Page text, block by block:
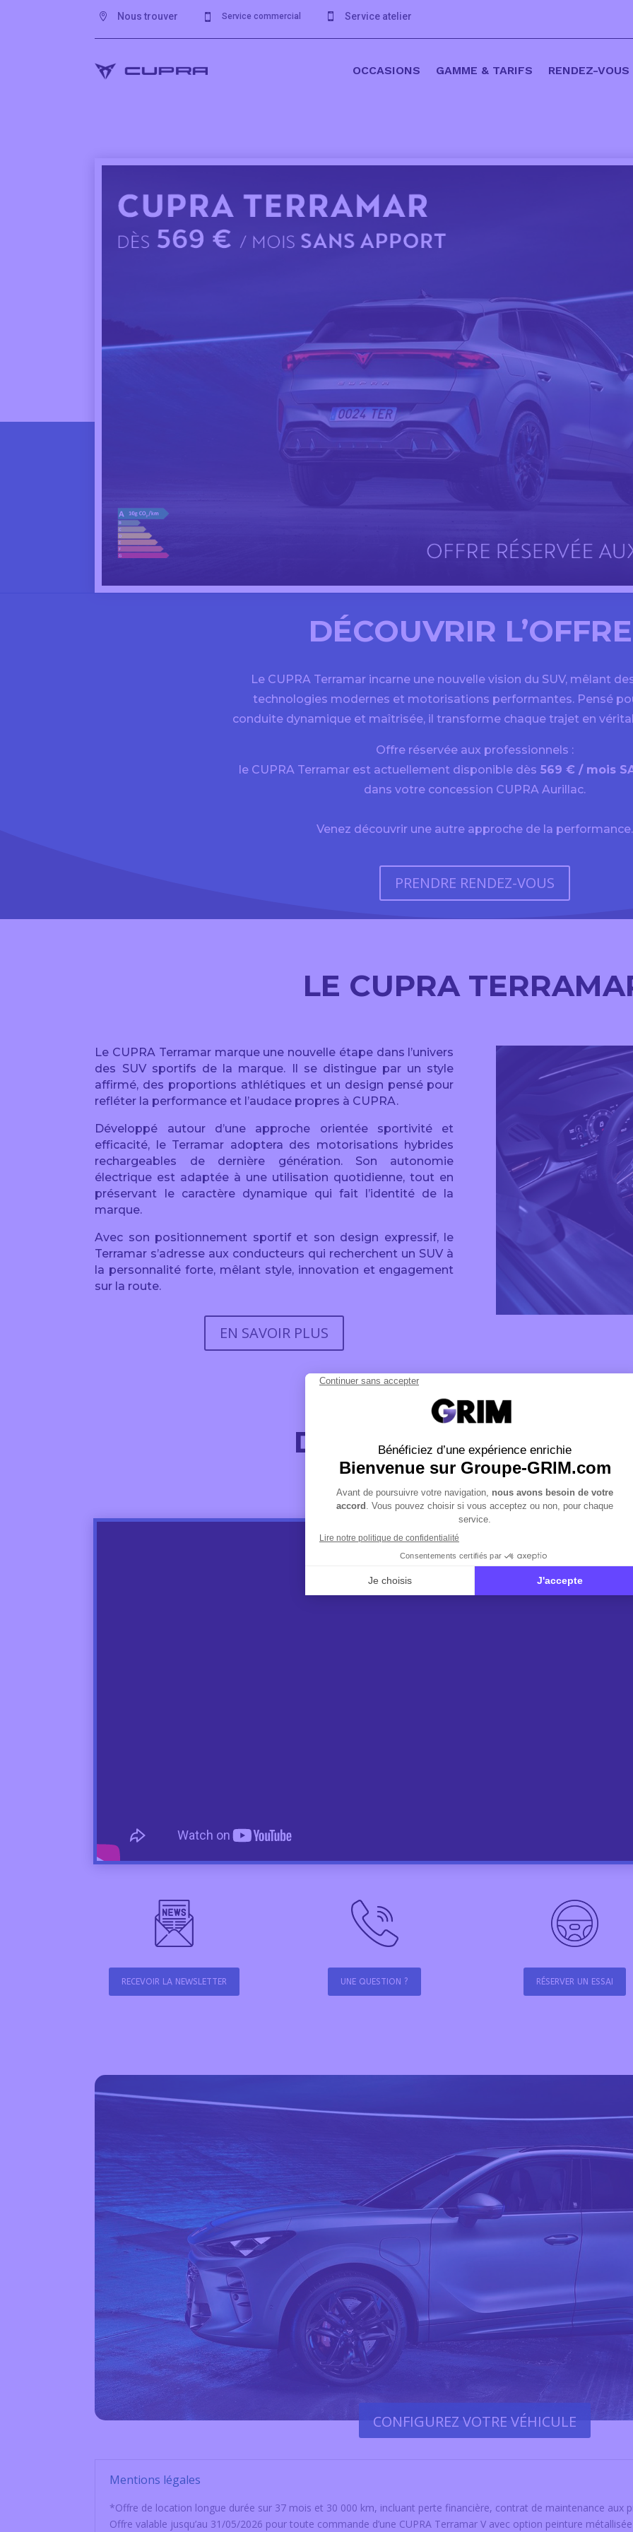
 Nous trouver  Service commercial  Service atelier
OCCASIONS GAMME & TARIFS RENDEZ-VOUS
DÉCOUVRIR
Le CUPRA Terramar incarne une nouvelle vision du SUV, mêlant
technologies modernes et motorisations performantes. Pensé
conduite dynamique et maîtrisée, il transforme chaque trajet en
Offre réservée aux professionnels :
le CUPRA Terramar est actuellement disponible dès 569 € / mois
dans votre concession CUPRA Aurillac.
Venez découvrir une autre approche de la performance.
PRENDRE RENDEZ-VOUS
LE CUPRA
Le CUPRA Terramar marque une nouvelle étape dans l’univers
des SUV sportifs de la marque. Il se distingue par un style
affirmé, des proportions athlétiques et un design pensé pour
refléter la performance et l’audace propres à CUPRA.
Développé autour d’une approche orientée sportivité et
efficacité, le Terramar adoptera des motorisations hybrides
rechargeables de dernière génération. Son autonomie
électrique est adaptée à une utilisation quotidienne, tout en
préservant le caractère dynamique qui fait l’identité de la
marque.
Avec son positionnement sportif et son design expressif, le
Terramar s’adresse aux conducteurs qui recherchent un SUV à
la personnalité forte, mêlant style, innovation et engagement
sur la route.
EN SAVOIR PLUS
DÉCOUVREZ LE
TERRAMAR
RECEVOIR LA NEWSLETTER UNE QUESTION ? RÉSERVER UN ESSAI
CONFIGUREZ VOTRE VÉHICULE
Mentions légales
*Offre de location longue durée sur 37 mois et 30 000 km, incluant perte financière, contrat de maintenance aux
Offre valable jusqu’au 31/05/2026 pour toute commande d’une CUPRA Terramar V avec option peinture